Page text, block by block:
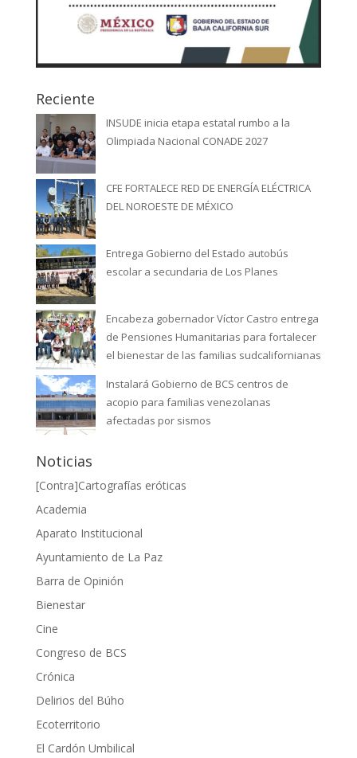
Reciente
INSUDE inicia etapa estatal rumbo a la
Olimpiada Nacional CONADE 2027
CFE FORTALECE RED DE ENERGÍA ELÉCTRICA
DEL NOROESTE DE MÉXICO
Entrega Gobierno del Estado autobús
escolar a secundaria de Los Planes
Encabeza gobernador Víctor Castro entrega
de Pensiones Humanitarias para fortalecer
el bienestar de las familias sudcalifornianas
Instalará Gobierno de BCS centros de
acopio para familias venezolanas
afectadas por sismos
Noticias
[Contra]Cartografías eróticas
Academia
Aparato Institucional
Ayuntamiento de La Paz
Barra de Opinión
Bienestar
Cine
Congreso de BCS
Crónica
Delirios del Búho
Ecoterritorio
El Cardón Umbilical